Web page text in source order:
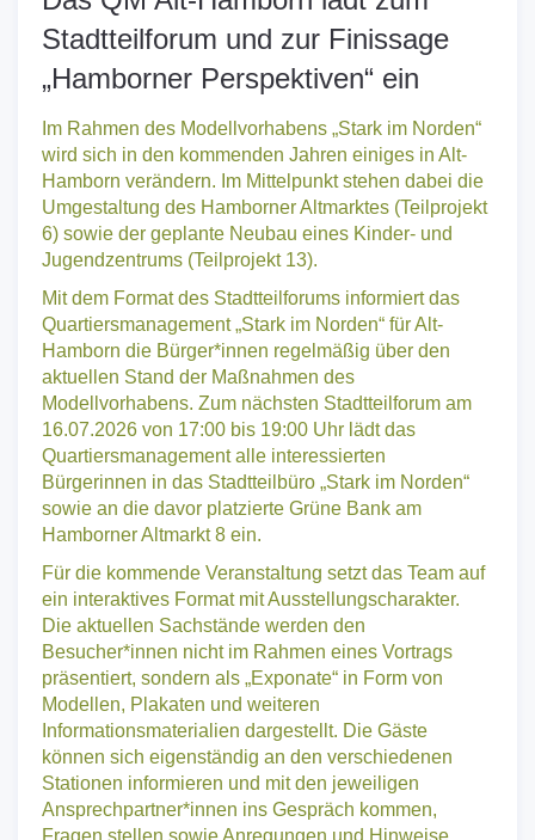
Das QM Alt-Hamborn lädt zum
Stadtteilforum und zur Finissage
„Hamborner Perspektiven“ ein
Im Rahmen des Modellvorhabens „Stark im Norden“
wird sich in den kommenden Jahren einiges in Alt-
Hamborn verändern. Im Mittelpunkt stehen dabei die
Umgestaltung des Hamborner Altmarktes (Teilprojekt
6) sowie der geplante Neubau eines Kinder- und
Mit dem Format des Stadtteilforums informiert das
Quartiersmanagement „Stark im Norden“ für Alt-
Hamborn die Bürger*innen regelmäßig über den
aktuellen Stand der Maßnahmen des
Modellvorhabens. Zum nächsten Stadtteilforum am
16.07.2026 von 17:00 bis 19:00 Uhr lädt das
Quartiersmanagement alle interessierten
Bürgerinnen in das Stadtteilbüro „Stark im Norden“
sowie an die davor platzierte Grüne Bank am
Für die kommende Veranstaltung setzt das Team auf
ein interaktives Format mit Ausstellungscharakter.
Die aktuellen Sachstände werden den
Besucher*innen nicht im Rahmen eines Vortrags
präsentiert, sondern als „Exponate“ in Form von
Modellen, Plakaten und weiteren
Informationsmaterialien dargestellt. Die Gäste
können sich eigenständig an den verschiedenen
Stationen informieren und mit den jeweiligen
Ansprechpartner*innen ins Gespräch kommen,